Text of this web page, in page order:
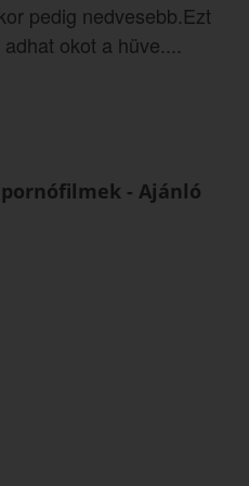
pedig nedvesebb.Ezt
okot a hüve....
- Ajánló